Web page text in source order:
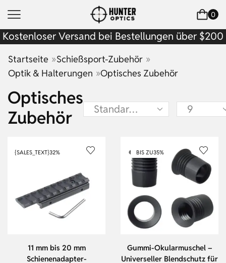
0
Kostenloser Versand bei Bestellungen über $200
Startseite »Schießsport-Zubehör »
Optik & Halterungen »Optisches Zubehör
Optisches
Zubehör
{SALES_TEXT}32%
11 mm bis 20 mm
Schienenadapter-
BIS ZU35%
Gummi-Okularmuschel –
Universeller Blendschutz für